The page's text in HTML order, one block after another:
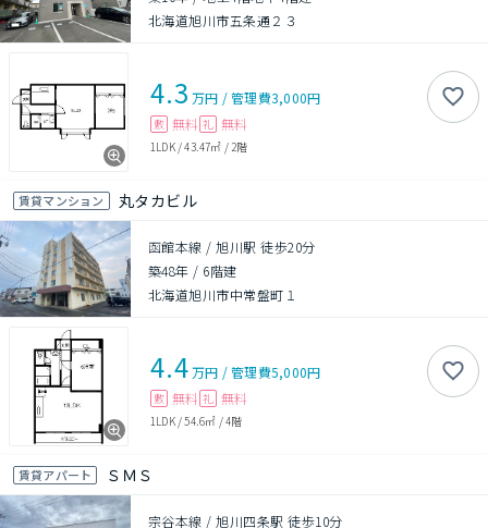
北海道旭川市五条通２３
4.3 万円 /管理費3,000円
敷 無料 礼 無料
1LDK/43.47㎡ / 2階
賃貸マンション 丸タカビル
函館本線 / 旭川駅 徒歩20分
築48年 / 6階建
北海道旭川市中常盤町１
4.4万円 /管理費5,000円
敷 無料 礼 無料
1LDK/54.6㎡ /4階
賃貸アパート ＳＭＳ
宗谷本線 / 旭川四条駅 徒歩10分